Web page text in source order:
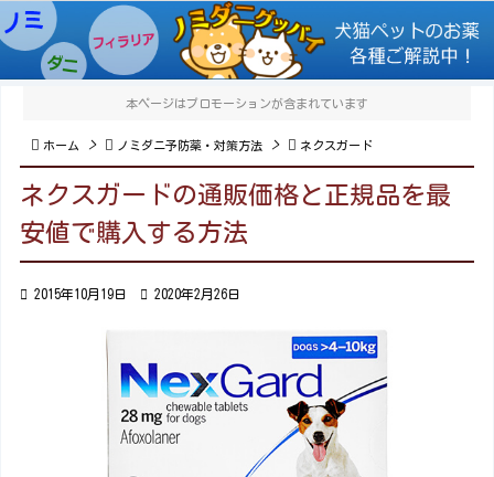

メニュ

本ページはプロモーションが含まれています
 ホーム >  ノミダニ予防薬・対策方法 >  ネクスガード
ネクスガードの通販価格と正規品を最
安値で購入する方法
 2015年10月19日  2020年2月26日